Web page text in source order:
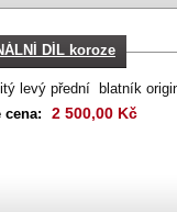
DÍL koroze
levý přední blatník
cena:
2 500,00 Kč